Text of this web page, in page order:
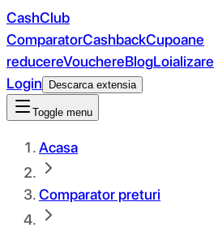
CashClub
ComparatorCashbackCupoane
reducereVouchereBlogLoializare
Login
Descarca extensia
Toggle menu
Acasa
Comparator preturi